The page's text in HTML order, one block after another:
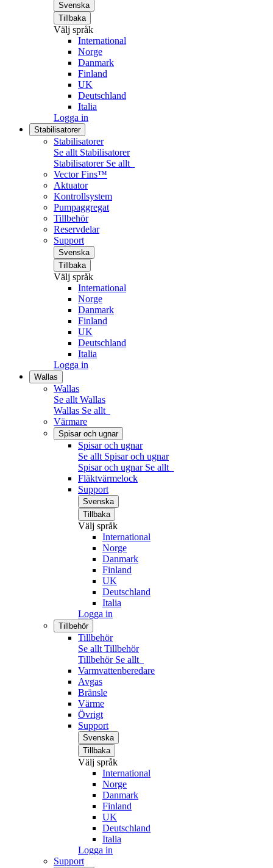
Svenska
Tillbaka
Välj språk
International
Norge
Danmark
Finland
UK
Deutschland
Italia
Logga in
Stabilisatorer
Stabilisatorer
Se allt Stabilisatorer
Stabilisatorer Se allt
Vector Fins™
Aktuator
Kontrollsystem
Pumpaggregat
Tillbehör
Reservdelar
Support
Svenska
Tillbaka
Välj språk
International
Norge
Danmark
Finland
UK
Deutschland
Italia
Logga in
Wallas
Wallas
Se allt Wallas
Wallas Se allt
Värmare
Spisar och ugnar
Spisar och ugnar
Se allt Spisar och ugnar
Spisar och ugnar Se allt
Fläktvärmelock
Support
Svenska
Tillbaka
Välj språk
International
Norge
Danmark
Finland
UK
Deutschland
Italia
Logga in
Tillbehör
Tillbehör
Se allt Tillbehör
Tillbehör Se allt
Varmvattenberedare
Avgas
Bränsle
Värme
Övrigt
Support
Svenska
Tillbaka
Välj språk
International
Norge
Danmark
Finland
UK
Deutschland
Italia
Logga in
Support